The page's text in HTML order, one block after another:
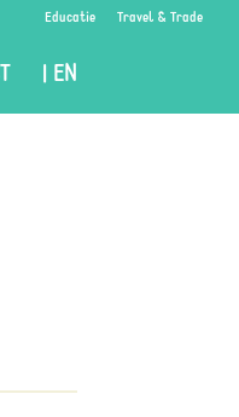
Educatie Travel & Trade
| EN